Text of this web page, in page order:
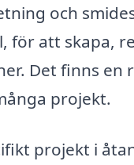
och
för att skapa,
Det finns en
projekt.
projekt i